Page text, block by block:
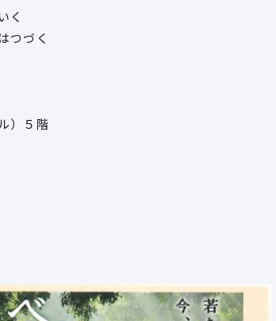
く
つづく
）５階